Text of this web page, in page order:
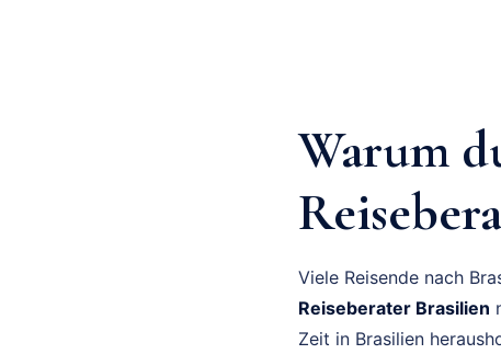
Warum
Viele Reisende nach
Reiseberater Brasilien
Zeit in Brasilien